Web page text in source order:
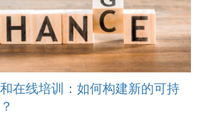
在线培训：如何构建新的可持